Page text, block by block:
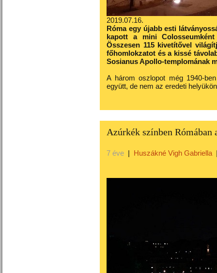
2019.07.16.
Róma egy újabb esti
kapott a mini
Összesen 115 kivetítővel
főhomlokzatot és a kissé
Sosianus Apollo-templomának
A három oszlopot még 1940-
együtt, de nem az eredeti
Azúrkék színben
7 éve | Huszákné Vigh Gabriella